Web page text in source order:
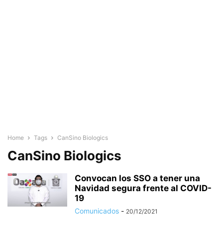
Home Tags CanSino Biologics
CanSino Biologics
Convocan los SSO a tener una
Navidad segura frente al COVID-
19
Comunicados - 20/12/2021